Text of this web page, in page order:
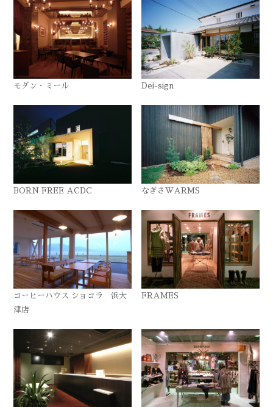
モダン・ミール Dei-sign
BORN FREE ACDC なぎさWARMS
コーヒーハウス ショコラ 浜大
津店
FRAMES